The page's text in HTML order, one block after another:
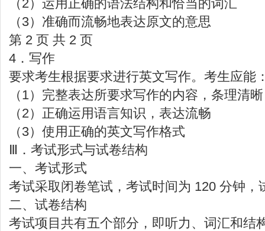
（2）运用正确的语法结构和恰当的词汇
（3）准确而流畅地表达原文的意思
第 2 页 共 2 页
4．写作
要求考生根据要求进行英文写作。考生应能
（1）完整表达所要求写作的内容，条理清晰
（2）正确运用语言知识，表达流畅
（3）使用正确的英文写作格式
Ⅲ．考试形式与试卷结构
一、考试形式
考试采取闭卷笔试，考试时间为 120 分钟，
二、试卷结构
考试项目共有五个部分，即听力、词汇和结